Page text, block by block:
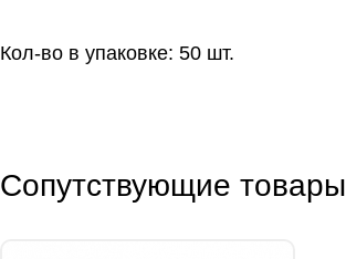
Кол-во в упаковке: 50 шт.
Сопутствующие товары